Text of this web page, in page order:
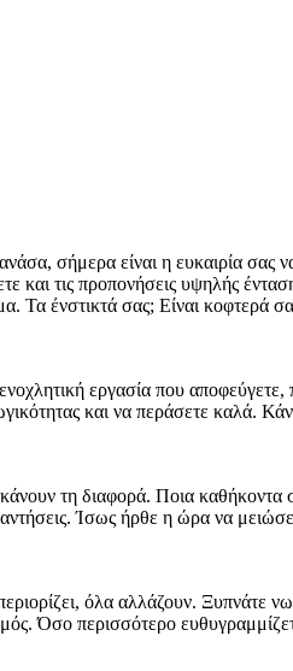
σήμερα είναι η ευκαιρία σας
και τις προπονήσεις υψηλής
Τα ένστικτά σας; Είναι κοφτερά
εργασία που
και να περάσετε καλά.
τη διαφορά. Ποια καθήκοντα
Ίσως ήρθε η ώρα να
όλα αλλάζουν. Ξυπνάτε
Όσο περισσότερο